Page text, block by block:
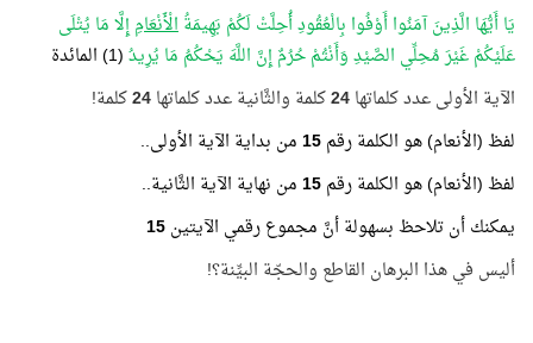
يَا أَيُّهَا الَّذِينَ آمَنُوا أَوْفُوا بِالْعُقُودِ أُحِلَّتْ لَكُمْ بَهِيمَةُالْأَنْعَامِإِلَّا مَا يُتْلَى
عَلَيْكُمْ غَيْرَ مُحِلِّي الصَّيْدِ وَأَنْتُمْ حُرُمٌ إِنَّ اللَّهَ يَحْكُمُ مَا يُرِيدُ(1) المائدة
الآية الأولى عدد كلماتها24كلمة والثَّانية عدد كلماتها24كلمة!
لفظ (الأنعام) هو الكلمة رقم15من بداية الآية الأولى..
لفظ (الأنعام) هو الكلمة رقم15من نهاية الآية الثَّانية..
يمكنك أن تلاحظ بسهولة أنَّ مجموع رقمي الآيتين15
أليس في هذا البرهان القاطع والحجّة البيِّنة؟!